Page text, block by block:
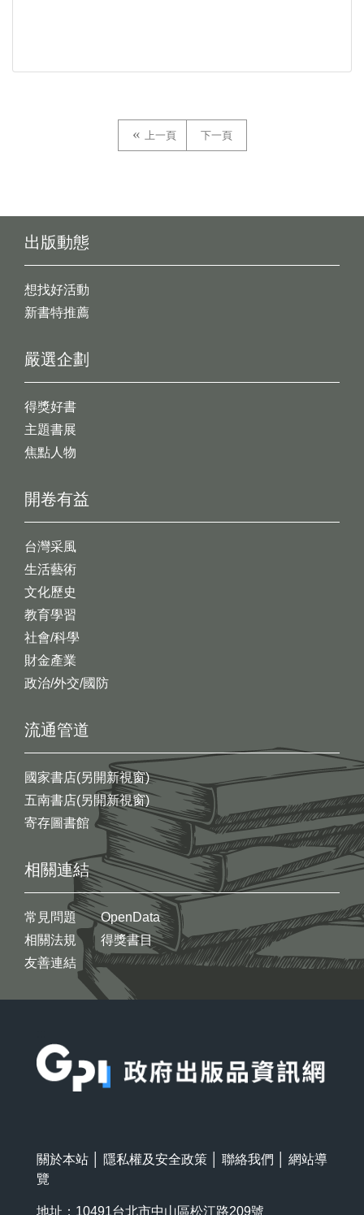
上一頁 下一頁
出版動態
想找好活動
新書特推薦
開卷有益
台灣采風
生活藝術
文化歷史
教育學習
社會/科學
財金產業
政治/外交/國防
嚴選企劃
得獎好書
主題書展
焦點人物
流通管道
國家書店(另開新視窗)
五南書店(另開新視窗)
寄存圖書館
相關連結
常見問題
相關法規
友善連結
OpenData
得獎書目
關於本站 隱私權及安全政策 聯絡我們
網站導
覽
地址：10491台北市中山區松江路209號